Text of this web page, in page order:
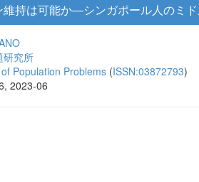
維持は可能か―シンガポール人のミ
研究所
Population Problems (ISSN:03872793)
2023-06